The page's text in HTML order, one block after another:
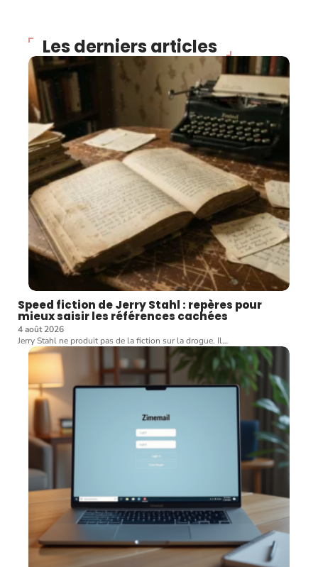
Les derniers articles
Speed fiction de Jerry Stahl : repères pour
mieux saisir les références cachées
4 août 2026
Jerry Stahl ne produit pas de la fiction sur la drogue. Il…